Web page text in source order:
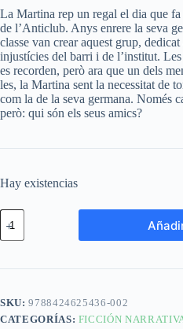
La Martina rep un regal el dia que
de l’Anticlub. Anys enrere la seva
classe van crear aquest grup,
injustícies del barri i de l’institut. Les
es recorden, però ara que un dels
les, la Martina sent la necessitat de
com la de la seva germana. Només
però: qui són els seus amics?
Hay existencias
SKU:9788424625436-002
CATEGORÍAS: FICCIÓN